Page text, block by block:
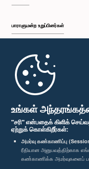
உங்கள்
"சரி" என்பதைக் கிளிக்
ஏற்றுக் கொள்கிறீர்கள்:
அமர்வு கண்காணிப்பு
ரீதியான அனுபவத்திற்காக
கண்காணிக்க அமர்வுகளைப்
பாராளுமன்ற உறுப்பினர்கள்
முதற்பக்கம்
பாராளுமன்ற கையடக்க செயலி
எம்மை பின்தொடர்க :